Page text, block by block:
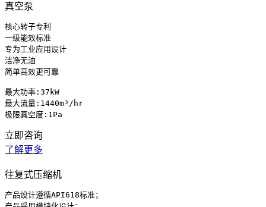
真空泵
核心转子专利
一级能效标准
专为工业应用设计
洁净无油
简单高效更可靠
最大功率:37kW
最大流量:1440m³/hr
极限真空度:1Pa
立即咨询
了解更多
往复式压缩机
产品设计遵循API618标准；